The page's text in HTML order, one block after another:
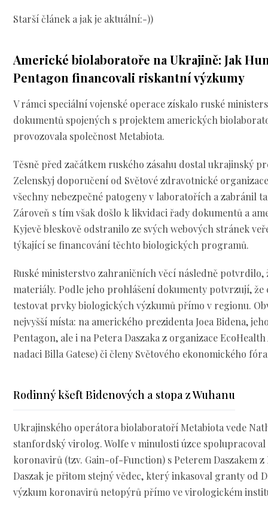
Starší článek a jak je aktuální:-))
Americké biolaboratoře na Ukrajině: Jak
Pentagon financovali riskantní výzkumy
V rámci speciální vojenské operace získalo ruské
dokumentů spojených s projektem amerických
provozovala společnost Metabiota.
Těsně před začátkem ruského zásahu dostal ukrajinský
Zelenskyj doporučení od Světové zdravotnické
všechny nebezpečné patogeny v laboratořích a zabránil
Zároveň s tím však došlo k likvidaci řady dokumentů a
Kyjevě bleskově odstranilo ze svých webových stránek
týkající se financování těchto biologických programů.
Ruské ministerstvo zahraničních věcí následně potvrdilo,
materiály. Podle jeho prohlášení dokumenty potvrzují, že
testovat prvky biologických výzkumů přímo v regionu.
nejvyšší místa: na amerického prezidenta Joea Bidena,
Pentagon, ale i na Petera Daszaka z organizace
nadaci Billa Gatese) či členy Světového ekonomického fóra
Rodinný kšeft Bidenových a stopa z Wuhanu
Ukrajinského operátora biolaboratoří Metabiota vede
stanfordský virolog. Wolfe v minulosti úzce
koronavirů (tzv. Gain-of-Function) s Peterem Daszakem
Daszak je přitom stejný vědec, který inkasoval granty od
výzkum koronavirů netopýrů přímo ve virologickém